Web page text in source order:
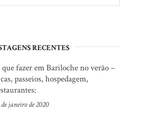
RECENTES
fazer em Bariloche no verão –
passeios, hospedagem,
de janeiro de 2020